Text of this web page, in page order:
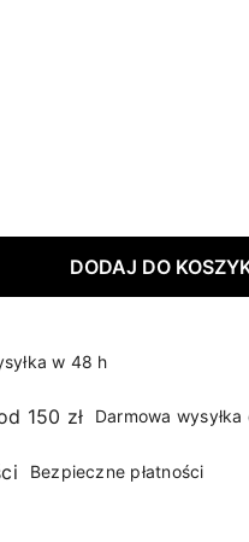
DODAJ DO
w 48 h
Darmowa wysyłka
Bezpieczne płatności